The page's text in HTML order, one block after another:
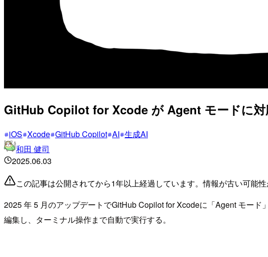
GitHub Copilot for Xcode が Agent モードに対
iOS Xcode GitHub Copilot AI 生成AI
和田 健司
2025.06.03
この記事は公開されてから1年以上経過しています。情報が古い可能
2025 年 5 月のアップデートでGitHub Copilot for Xcodeに「Agent モー
編集し、ターミナル操作まで自動で実行する。